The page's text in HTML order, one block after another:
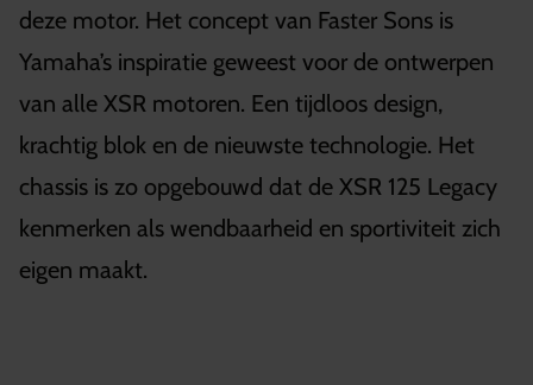
deze motor. Het concept van Faster Sons is
Yamaha’s inspiratie geweest voor de ontwerpen
van alle XSR motoren. Een tijdloos design,
krachtig blok en de nieuwste technologie. Het
chassis is zo opgebouwd dat de XSR 125 Legacy
kenmerken als wendbaarheid en sportiviteit zich
eigen maakt.